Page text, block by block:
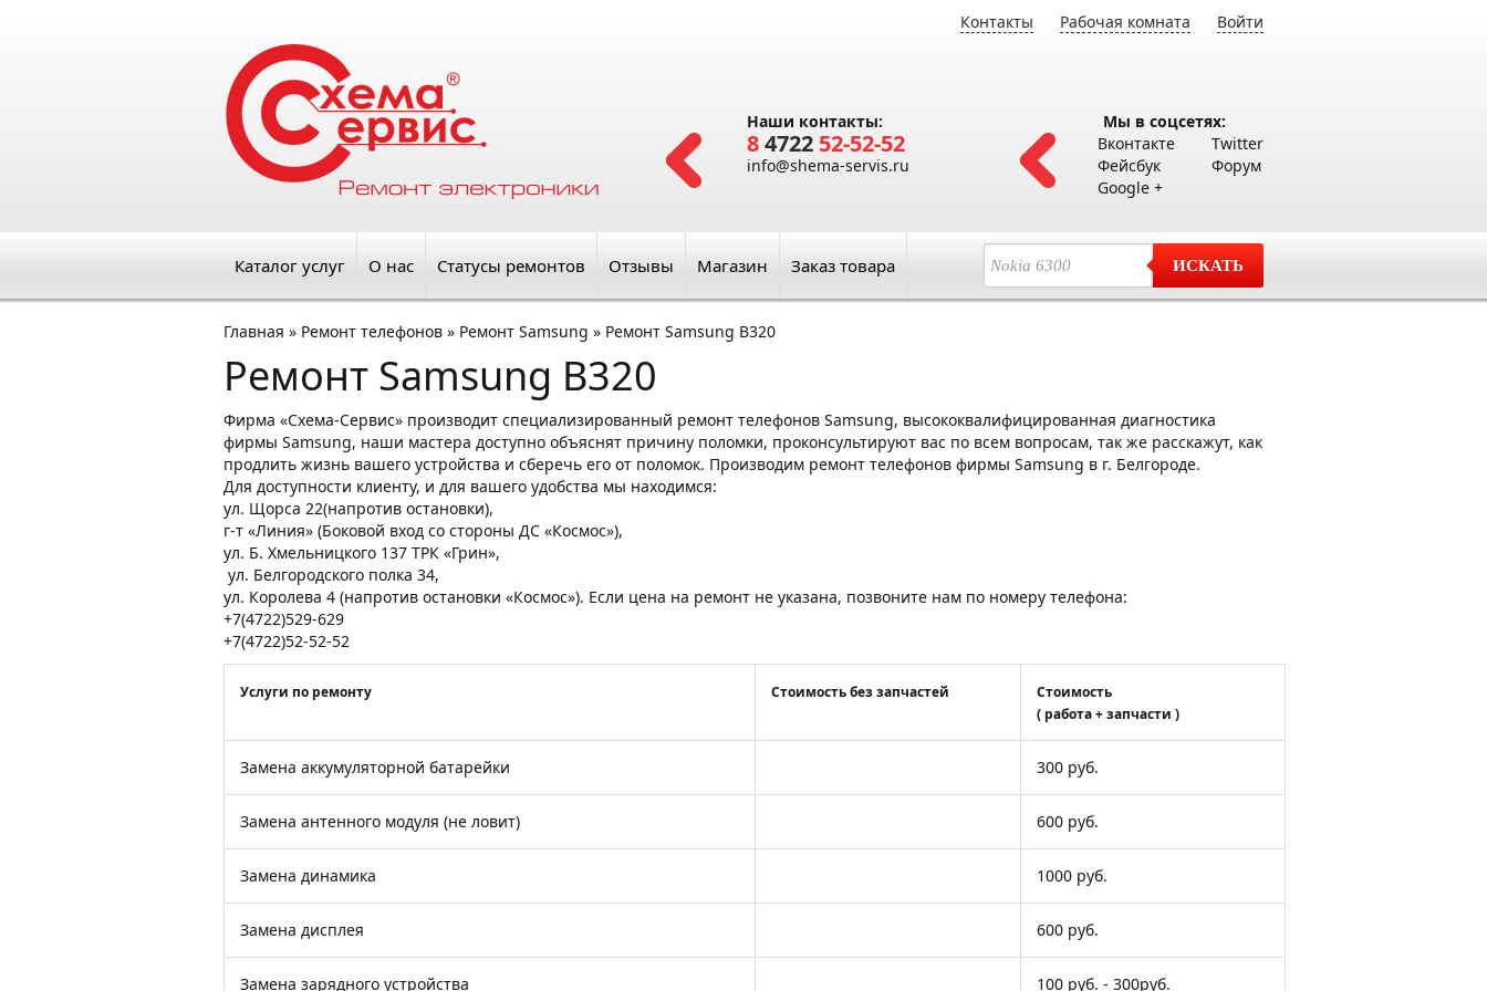
Контакты Рабочая комната Войти
Наши контакты:
84722 52-52-52
info@shema-servis.ru
Мы в соцсетях:
Вконтакте
Фейсбук
Google +
Twitter
Форум
Каталог услуг О нас Статусы ремонтов Отзывы Магазин Заказ товара ИСКАТЬ
Главная » Ремонт телефонов » Ремонт Samsung » Ремонт Samsung B320
Ремонт Samsung B320
Фирма «Схема-Сервис» производит специализированный ремонт телефонов Samsung, высококвалифицированная диагностика
фирмы Samsung, наши мастера доступно объяснят причину поломки, проконсультируют вас по всем вопросам, так же расскажут, как
продлить жизнь вашего устройства и сберечь его от поломок. Производим ремонт телефонов фирмы Samsung в г. Белгороде.
Для доступности клиенту, и для вашего удобства мы находимся:
ул. Щорса 22(напротив остановки),
г-т «Линия» (Боковой вход со стороны ДС «Космос»),
ул. Б. Хмельницкого 137 ТРК «Грин»,
ул. Белгородского полка 34,
ул. Королева 4 (напротив остановки «Космос»). Если цена на ремонт не указана, позвоните нам по номеру телефона:
+7(4722)529-629
+7(4722)52-52-52
Услуги по ремонту Стоимость без запчастей
Стоимость
( работа + запчасти )
Замена аккумуляторной батарейки 300 руб.
Замена антенного модуля (не ловит) 600 руб.
Замена динамика 1000 руб.
Замена дисплея 600 руб.
Замена зарядного устройства 100 руб. - 300руб.